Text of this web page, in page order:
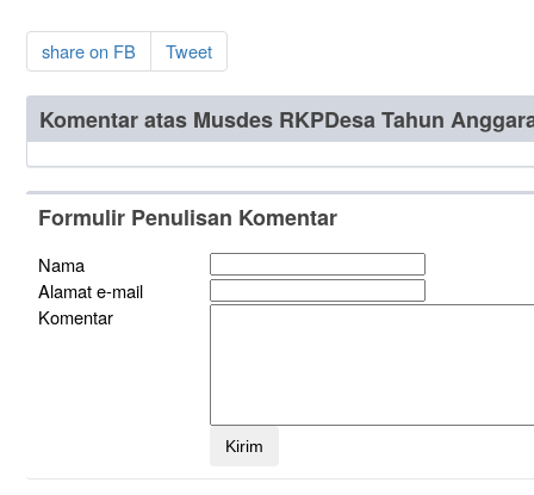
share on FB Tweet
Komentar atas Musdes RKPDesa Tahun
Formulir Penulisan Komentar
Nama
Alamat e-mail
Komentar